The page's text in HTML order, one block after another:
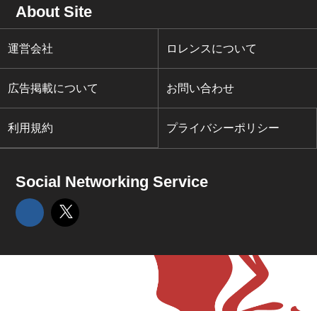
About Site
運営会社 ロレンスについて
広告掲載について お問い合わせ
利用規約 プライバシーポリシー
Social Networking Service